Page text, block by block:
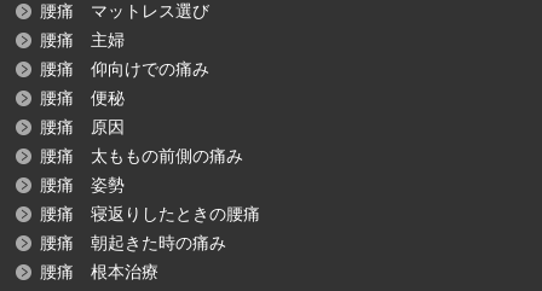
腰痛 マットレス選び
腰痛 主婦
腰痛 仰向けでの痛み
腰痛 便秘
腰痛 原因
腰痛 太ももの前側の痛み
腰痛 姿勢
腰痛 寝返りしたときの腰痛
腰痛 朝起きた時の痛み
腰痛 根本治療